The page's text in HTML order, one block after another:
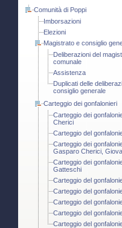
Comunità di Poppi
Imborsazioni
Elezioni
Magistrato e consiglio
Deliberazioni del
comunale
Assistenza
Duplicati delle
consiglio generale
Carteggio dei gonfalonieri
Carteggio dei
Cherici
Carteggio del
Carteggio dei
Gasparo Cherici,
Carteggio dei
Gatteschi
Carteggio del
Carteggio del
Carteggio del
Carteggio del
Carteggio del